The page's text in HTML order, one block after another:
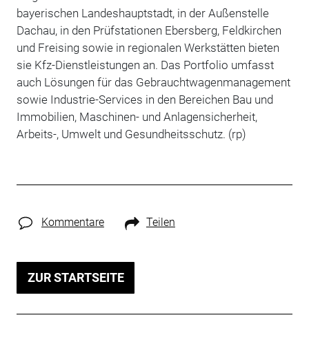
bayerischen Landeshauptstadt, in der Außenstelle
Dachau, in den Prüfstationen Ebersberg, Feldkirchen
und Freising sowie in regionalen Werkstätten bieten
sie Kfz-Dienstleistungen an. Das Portfolio umfasst
auch Lösungen für das Gebrauchtwagenmanagement
sowie Industrie-Services in den Bereichen Bau und
Immobilien, Maschinen- und Anlagensicherheit,
Arbeits-, Umwelt und Gesundheitsschutz. (rp)
Kommentare Teilen
ZUR STARTSEITE